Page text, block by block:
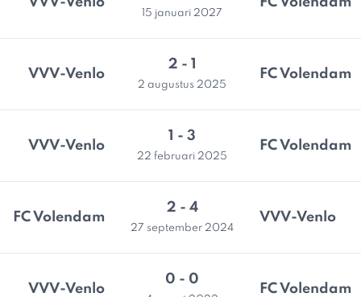
15 januari 2027
VVV-Venlo
2 - 1
2 augustus 2025
FC Volendam
VVV-Venlo
1 - 3
22 februari 2025
FC Volendam
FC Volendam
2 - 4
27 september 2024
VVV-Venlo
VVV-Venlo
0 - 0
FC Volendam